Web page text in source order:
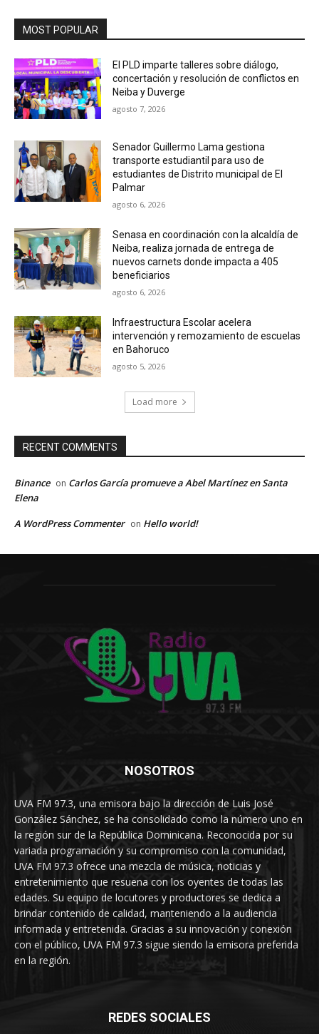
MOST POPULAR
El PLD imparte talleres sobre diálogo,
concertación y resolución de conflictos en
Neiba y Duverge
agosto 7, 2026
Senador Guillermo Lama gestiona
transporte estudiantil para uso de
estudiantes de Distrito municipal de El
Palmar
agosto 6, 2026
Senasa en coordinación con la alcaldía de
Neiba, realiza jornada de entrega de
nuevos carnets donde impacta a 405
beneficiarios
agosto 6, 2026
Infraestructura Escolar acelera
intervención y remozamiento de escuelas
en Bahoruco
agosto 5, 2026
Load more
RECENT COMMENTS
Binance on Carlos García promueve a Abel Martínez en Santa
Elena
A WordPress Commenter on Hello world!
NOSOTROS
UVA FM 97.3, una emisora bajo la dirección de Luis José
González Sánchez, se ha consolidado como la número uno en
la región sur de la República Dominicana. Reconocida por su
variada programación y su compromiso con la comunidad,
UVA FM 97.3 ofrece una mezcla de música, noticias y
entretenimiento que resuena con los oyentes de todas las
edades. Su equipo de locutores y productores se dedica a
brindar contenido de calidad, manteniendo a la audiencia
informada y entretenida. Gracias a su innovación y conexión
con el público, UVA FM 97.3 sigue siendo la emisora preferida
en la región.
REDES SOCIALES